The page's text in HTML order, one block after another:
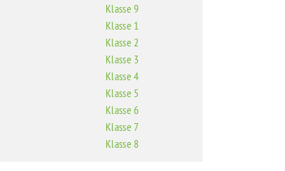
Klasse 9
Klasse 1
Klasse 2
Klasse 3
Klasse 4
Klasse 5
Klasse 6
Klasse 7
Klasse 8